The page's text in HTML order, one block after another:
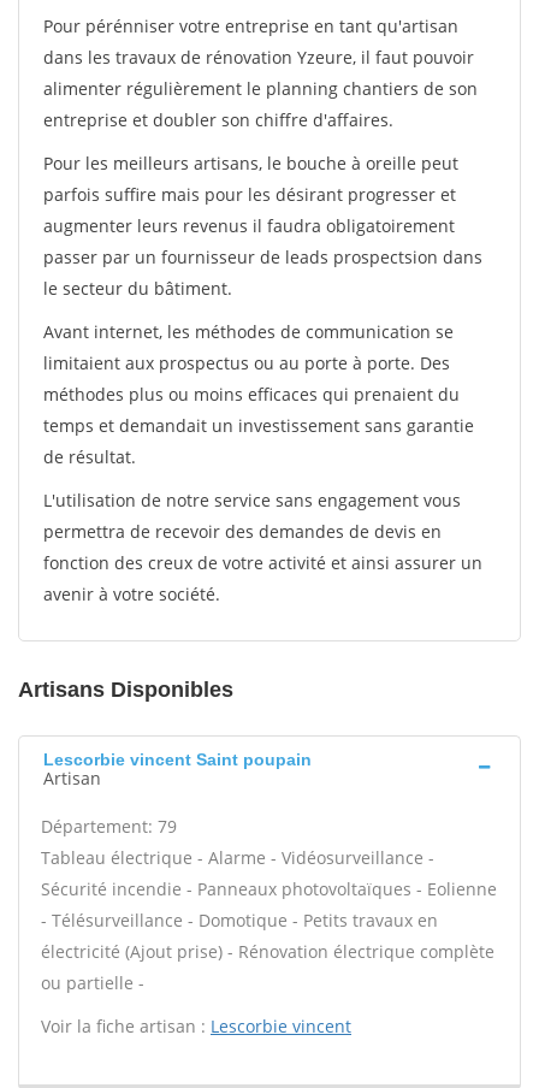
Pour pérénniser votre entreprise en tant qu'artisan
dans les travaux de rénovation Yzeure, il faut pouvoir
alimenter régulièrement le planning chantiers de son
entreprise et doubler son chiffre d'affaires.
Pour les meilleurs artisans, le bouche à oreille peut
parfois suffire mais pour les désirant progresser et
augmenter leurs revenus il faudra obligatoirement
passer par un fournisseur de leads prospectsion dans
le secteur du bâtiment.
Avant internet, les méthodes de communication se
limitaient aux prospectus ou au porte à porte. Des
méthodes plus ou moins efficaces qui prenaient du
temps et demandait un investissement sans garantie
de résultat.
L'utilisation de notre service sans engagement vous
permettra de recevoir des demandes de devis en
fonction des creux de votre activité et ainsi assurer un
avenir à votre société.
Artisans Disponibles
Lescorbie vincent Saint poupain
Artisan
Département: 79
Tableau électrique - Alarme - Vidéosurveillance -
Sécurité incendie - Panneaux photovoltaïques - Eolienne
- Télésurveillance - Domotique - Petits travaux en
électricité (Ajout prise) - Rénovation électrique complète
ou partielle -
Voir la fiche artisan : Lescorbie vincent